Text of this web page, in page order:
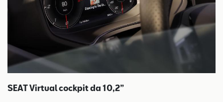
SEAT Virtual cockpit da 10,2”